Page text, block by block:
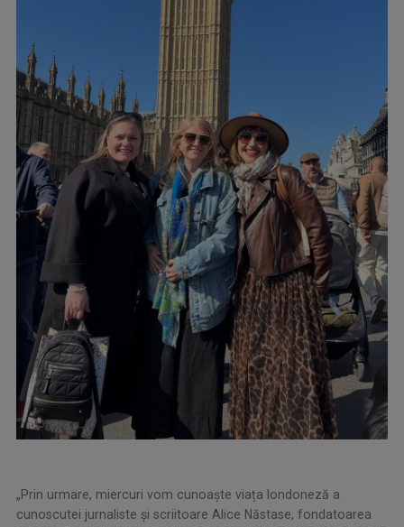
„Prin urmare, miercuri vom cunoaște viața londoneză a
cunoscutei jurnaliste și scriitoare Alice Năstase, fondatoarea